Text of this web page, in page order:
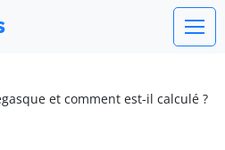
et comment est-il calculé ?